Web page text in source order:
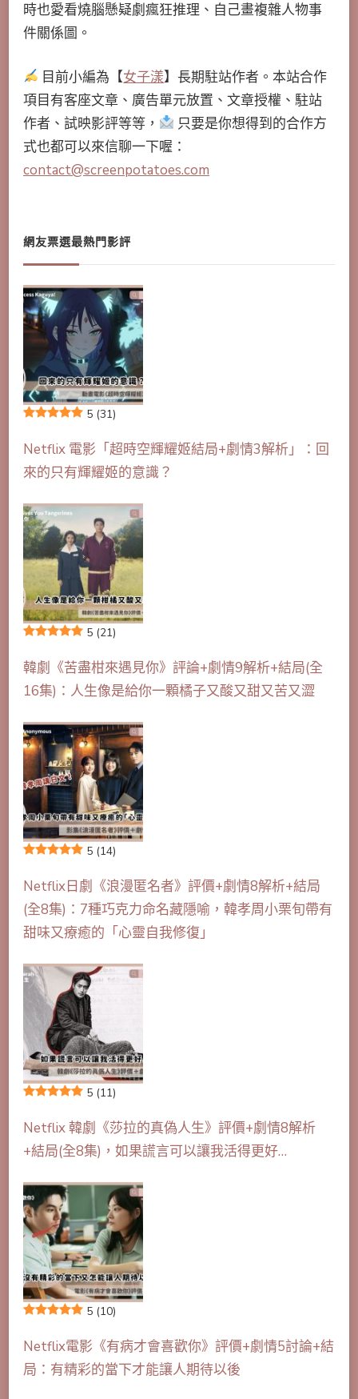
時也愛看燒腦懸疑劇瘋狂推理、自己畫複雜人物事
件關係圖。
目前小編為【女子漾】長期駐站作者。本站合作
項目有客座文章、廣告單元放置、文章授權、駐站
作者、試映影評等等，
只要是你想得到的合作方
式也都可以來信聊一下喔：
contact@screenpotatoes.com
網友票選最熱門影評
5 (31)
Netflix 電影「超時空輝耀姬結局+劇情3解析」：回
來的只有輝耀姬的意識？
5 (21)
韓劇《苦盡柑來遇見你》評論+劇情9解析+結局(全
16集)：人生像是給你一顆橘子又酸又甜又苦又澀
5 (14)
Netflix日劇《浪漫匿名者》評價+劇情8解析+結局
(全8集)：7種巧克力命名藏隱喻，韓孝周小栗旬帶有
甜味又療癒的「心靈自我修復」
5 (11)
Netflix 韓劇《莎拉的真偽人生》評價+劇情8解析
+結局(全8集)，如果謊言可以讓我活得更好…
5 (10)
Netflix電影《有病才會喜歡你》評價+劇情5討論+結
局：有精彩的當下才能讓人期待以後